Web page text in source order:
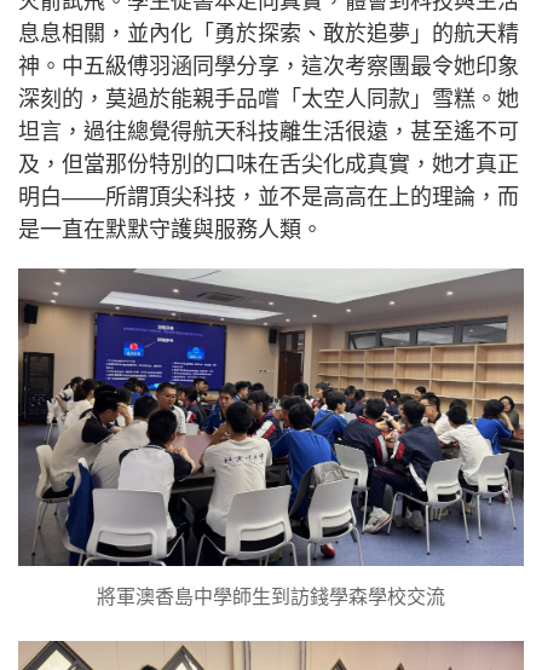
息息相關，並內化「勇於探索、敢於追夢」的航天精
神。中五級傅羽涵同學分享，這次考察團最令她印象
深刻的，莫過於能親手品嚐「太空人同款」雪糕。她
坦言，過往總覺得航天科技離生活很遠，甚至遙不可
及，但當那份特別的口味在舌尖化成真實，她才真正
明白——所謂頂尖科技，並不是高高在上的理論，而
是一直在默默守護與服務人類。
將軍澳香島中學師生到訪錢學森學校交流